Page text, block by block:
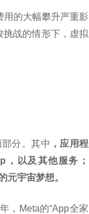
用的大幅攀升严重影
战的情形下，虚拟
分。其中 ，应用程
，以及其他服务；
元宇宙梦想。
，Meta的“App全家